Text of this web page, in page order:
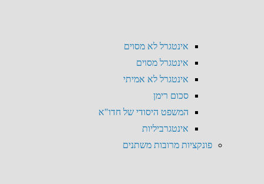
אינטגרל לא מסוים
אינטגרל מסוים
אינטגרל לא אמיתי
סכום רימן
המשפט היסודי של חדו"א
אינטגרביליות
פונקציות מרובות משתנים